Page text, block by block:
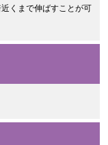
くまで伸ばすことが可